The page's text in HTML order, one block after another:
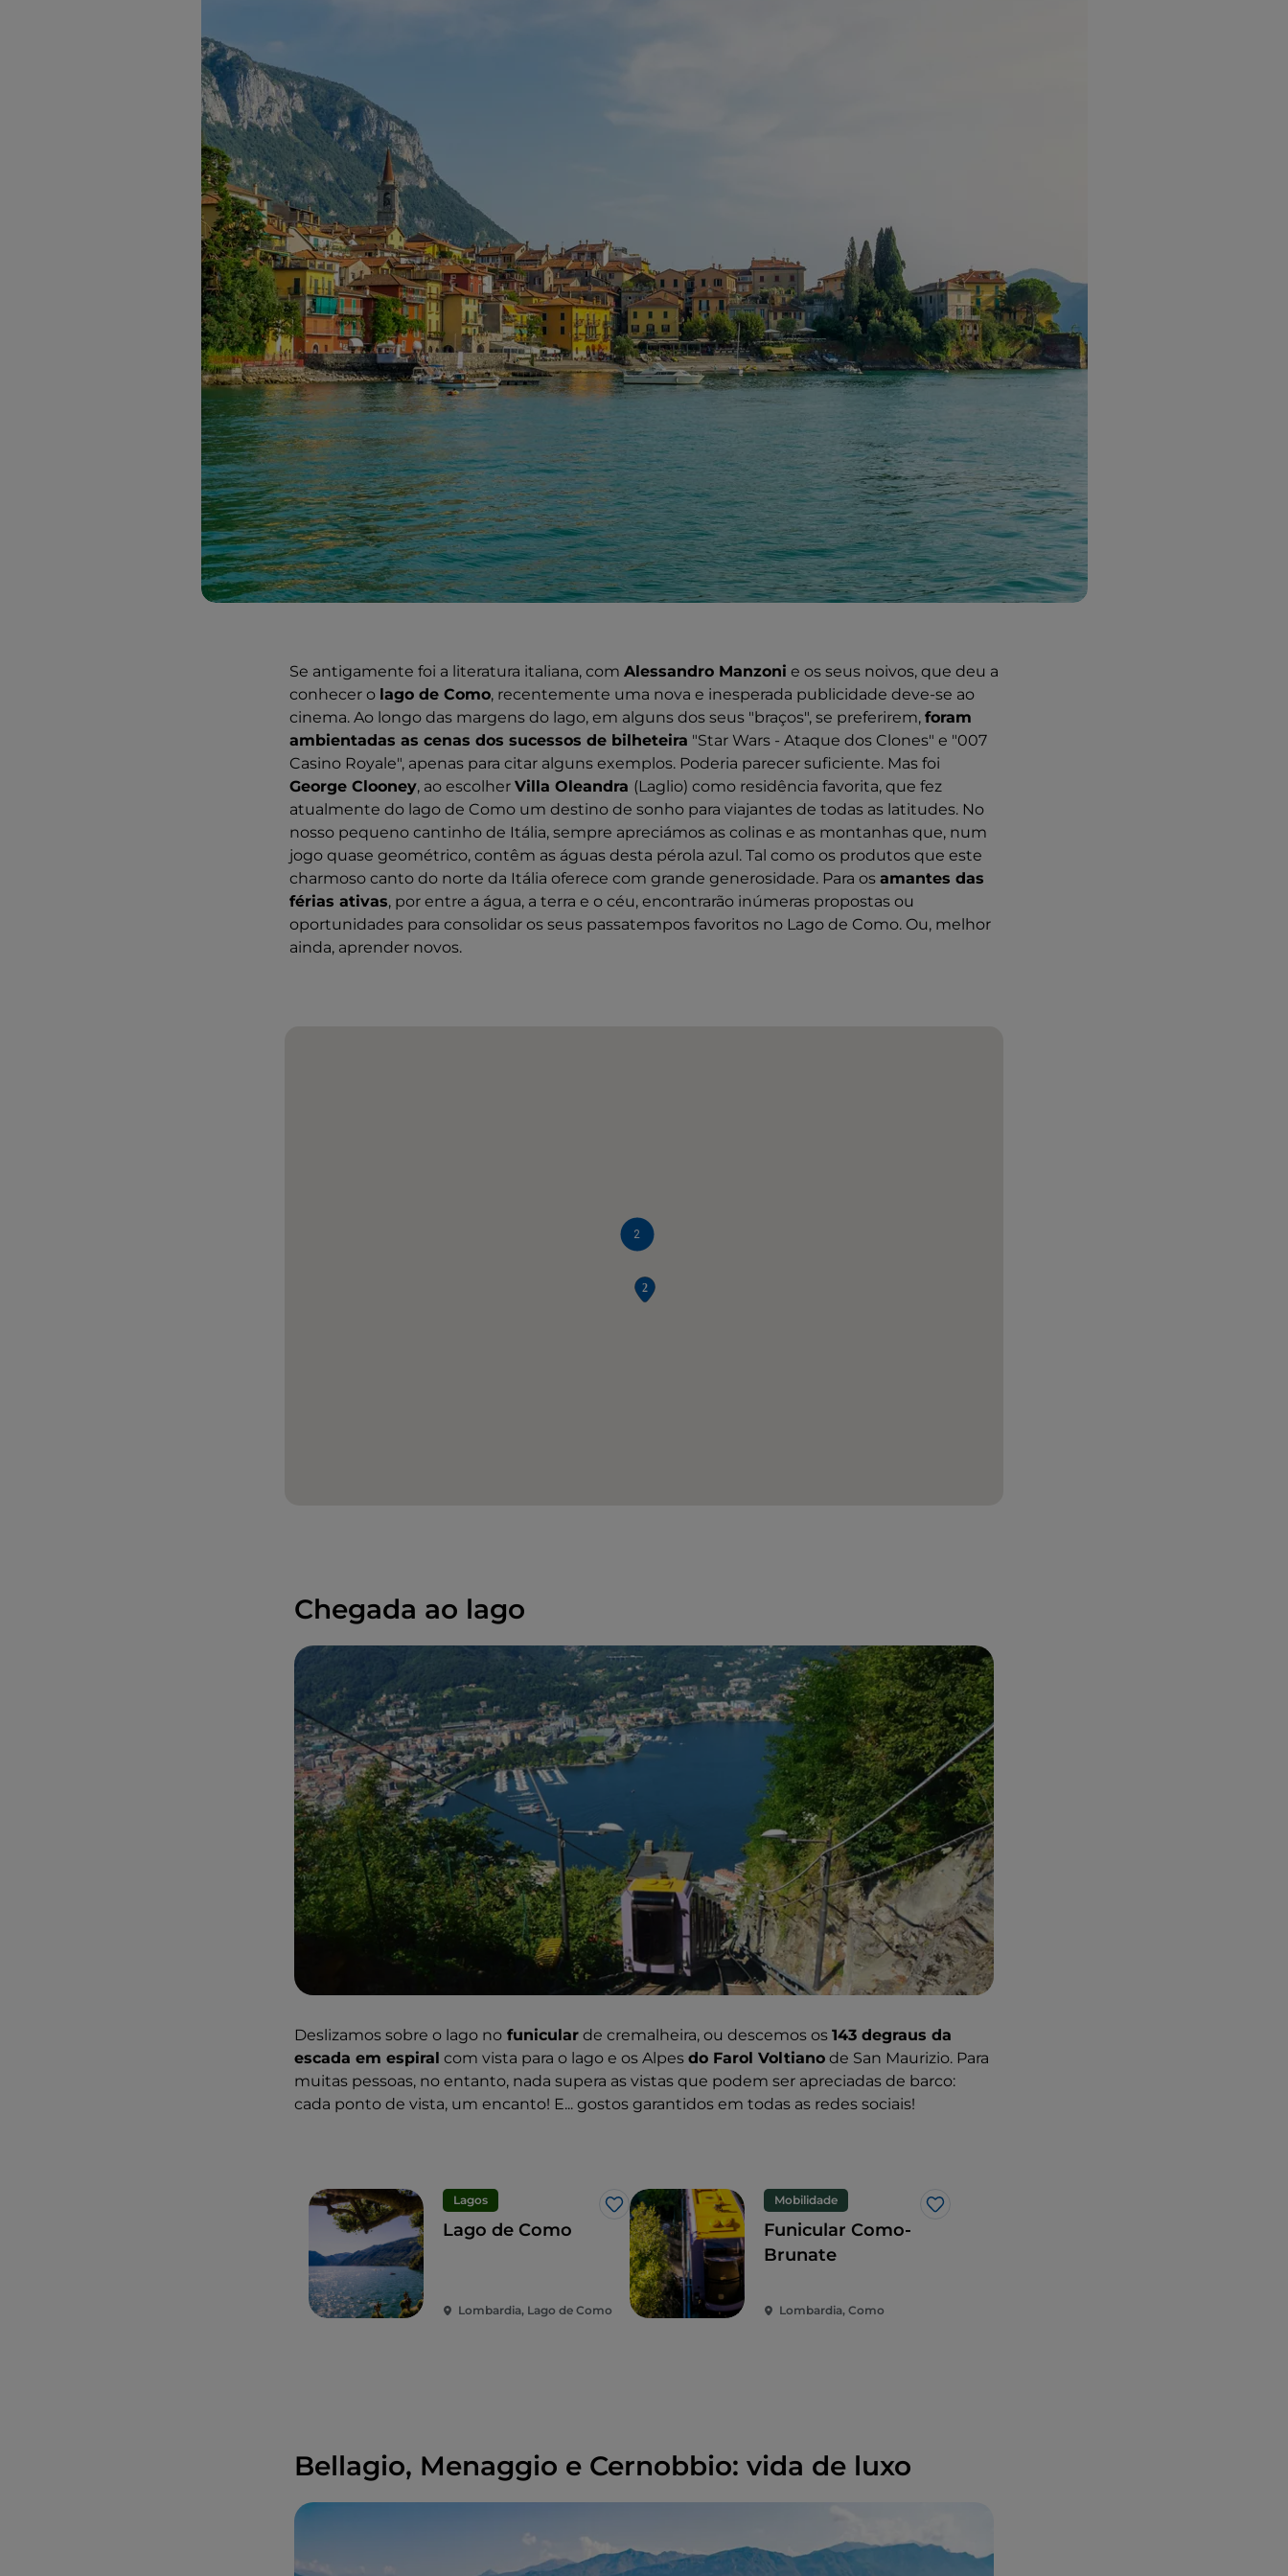
Se antigamente foi a literatura italiana, com Alessandro Manzoni e os seus noivos, que deu a
conhecer o lago de Como, recentemente uma nova e inesperada publicidade deve-se ao
cinema. Ao longo das margens do lago, em alguns dos seus "braços", se preferirem, foram
ambientadas as cenas dos sucessos de bilheteira "Star Wars - Ataque dos Clones" e "007
Casino Royale", apenas para citar alguns exemplos. Poderia parecer suficiente. Mas foi
George Clooney, ao escolher Villa Oleandra (Laglio) como residência favorita, que fez
atualmente do lago de Como um destino de sonho para viajantes de todas as latitudes. No
nosso pequeno cantinho de Itália, sempre apreciámos as colinas e as montanhas que, num
jogo quase geométrico, contêm as águas desta pérola azul. Tal como os produtos que este
charmoso canto do norte da Itália oferece com grande generosidade. Para os amantes das
férias ativas, por entre a água, a terra e o céu, encontrarão inúmeras propostas ou
oportunidades para consolidar os seus passatempos favoritos no Lago de Como. Ou, melhor
ainda, aprender novos.
2
Chegada ao lago
Deslizamos sobre o lago no funicular de cremalheira, ou descemos os 143 degraus da
escada em espiral com vista para o lago e os Alpes do Farol Voltiano de San Maurizio. Para
muitas pessoas, no entanto, nada supera as vistas que podem ser apreciadas de barco:
cada ponto de vista, um encanto! E... gostos garantidos em todas as redes sociais!
Lagos
Gosto
Lago de Como
Lombardia, Lago de Como
Mobilidade
Gosto
Funicular Como-
Brunate
Lombardia, Como
Bellagio, Menaggio e Cernobbio: vida de luxo